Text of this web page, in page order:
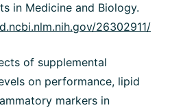
in Medicine and Biology.
26302911/
of supplemental
on performance, lipid
markers in